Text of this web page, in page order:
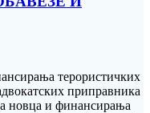
терористичких
приправника
новца и финансирања